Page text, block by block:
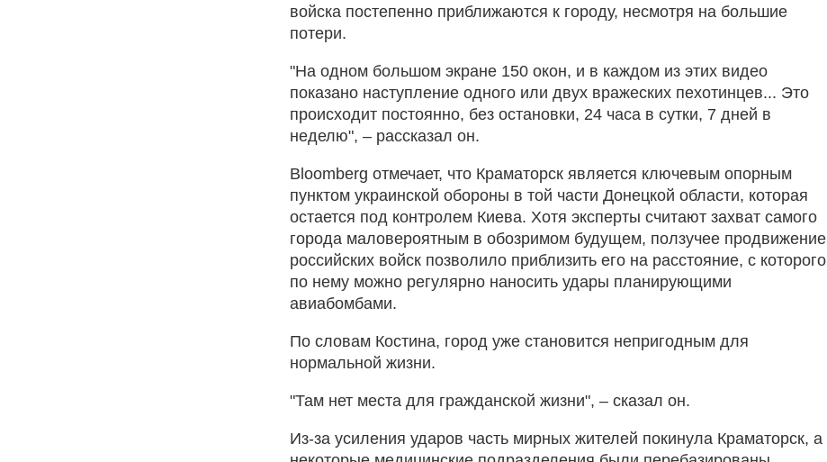
войска постепенно приближаются к городу, несмотря на большие
потери.
"На одном большом экране 150 окон, и в каждом из этих видео
показано наступление одного или двух вражеских пехотинцев... Это
происходит постоянно, без остановки, 24 часа в сутки, 7 дней в
неделю", – рассказал он.
Bloomberg отмечает, что Краматорск является ключевым опорным
пунктом украинской обороны в той части Донецкой области, которая
остается под контролем Киева. Хотя эксперты считают захват самого
города маловероятным в обозримом будущем, ползучее продвижение
российских войск позволило приблизить его на расстояние, с которого
по нему можно регулярно наносить удары планирующими
авиабомбами.
По словам Костина, город уже становится непригодным для
нормальной жизни.
"Там нет места для гражданской жизни", – сказал он.
Из-за усиления ударов часть мирных жителей покинула Краматорск, а